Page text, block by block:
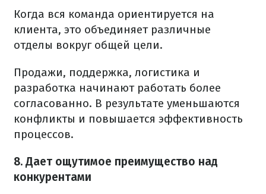
Когда вся команда ориентируется на
клиента, это объединяет различные
отделы вокруг общей цели.
Продажи, поддержка, логистика и
разработка начинают работать более
согласованно. В результате уменьшаются
конфликты и повышается эффективность
процессов.
8. Дает ощутимое преимущество над
конкурентами